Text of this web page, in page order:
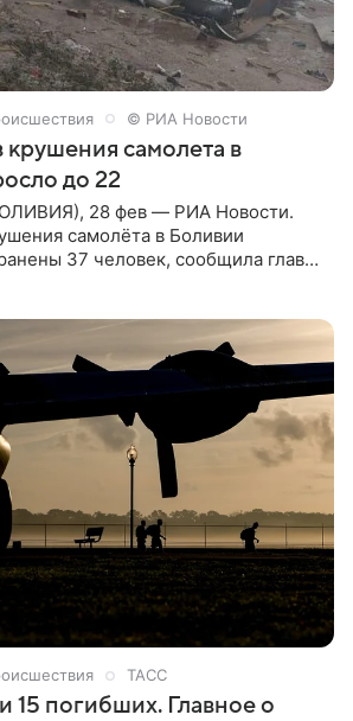
© РИА Новости
самолета в
до 22
28 фев — РИА Новости.
самолёта в Боливии
37 человек, сообщила глава
сказала она.
ТАСС
15 погибших. Главное о